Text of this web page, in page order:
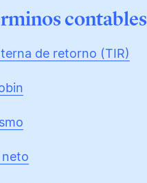
contables
de retorno (TIR)
neto